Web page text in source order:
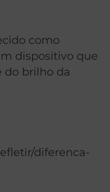
como
dispositivo que
do brilho da
diferenca-